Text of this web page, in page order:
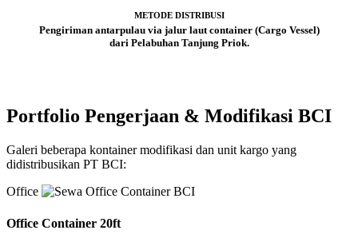
METODE DISTRIBUSI
Pengiriman antarpulau via jalur laut container (Cargo Vessel)
dari Pelabuhan Tanjung Priok.
Portfolio Pengerjaan & Modifikasi BCI
Galeri beberapa kontainer modifikasi dan unit kargo yang
didistribusikan PT BCI:
Office
Office Container 20ft